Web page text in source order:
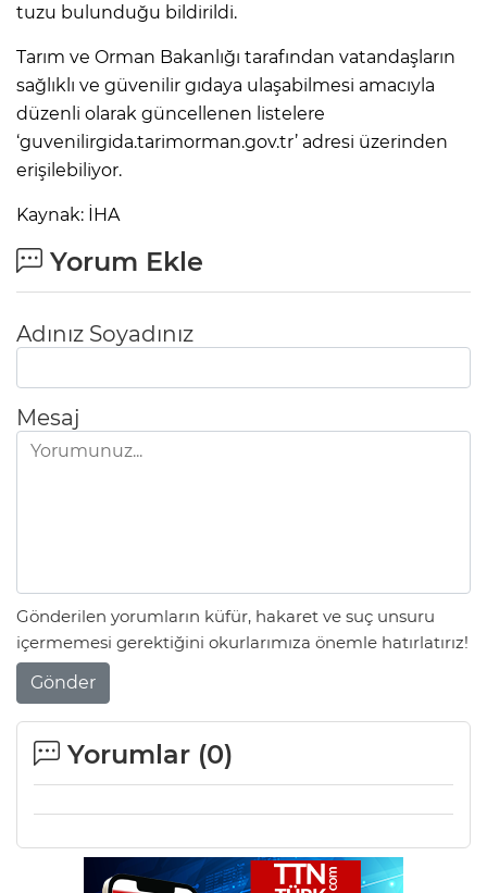
tuzu bulunduğu bildirildi.
Tarım ve Orman Bakanlığı tarafından vatandaşların
sağlıklı ve güvenilir gıdaya ulaşabilmesi amacıyla
düzenli olarak güncellenen listelere
‘guvenilirgida.tarimorman.gov.tr’ adresi üzerinden
erişilebiliyor.
Kaynak: İHA
Yorum Ekle
Adınız Soyadınız
Mesaj
Gönderilen yorumların küfür, hakaret ve suç unsuru
içermemesi gerektiğini okurlarımıza önemle hatırlatırız!
Gönder
Yorumlar (0)